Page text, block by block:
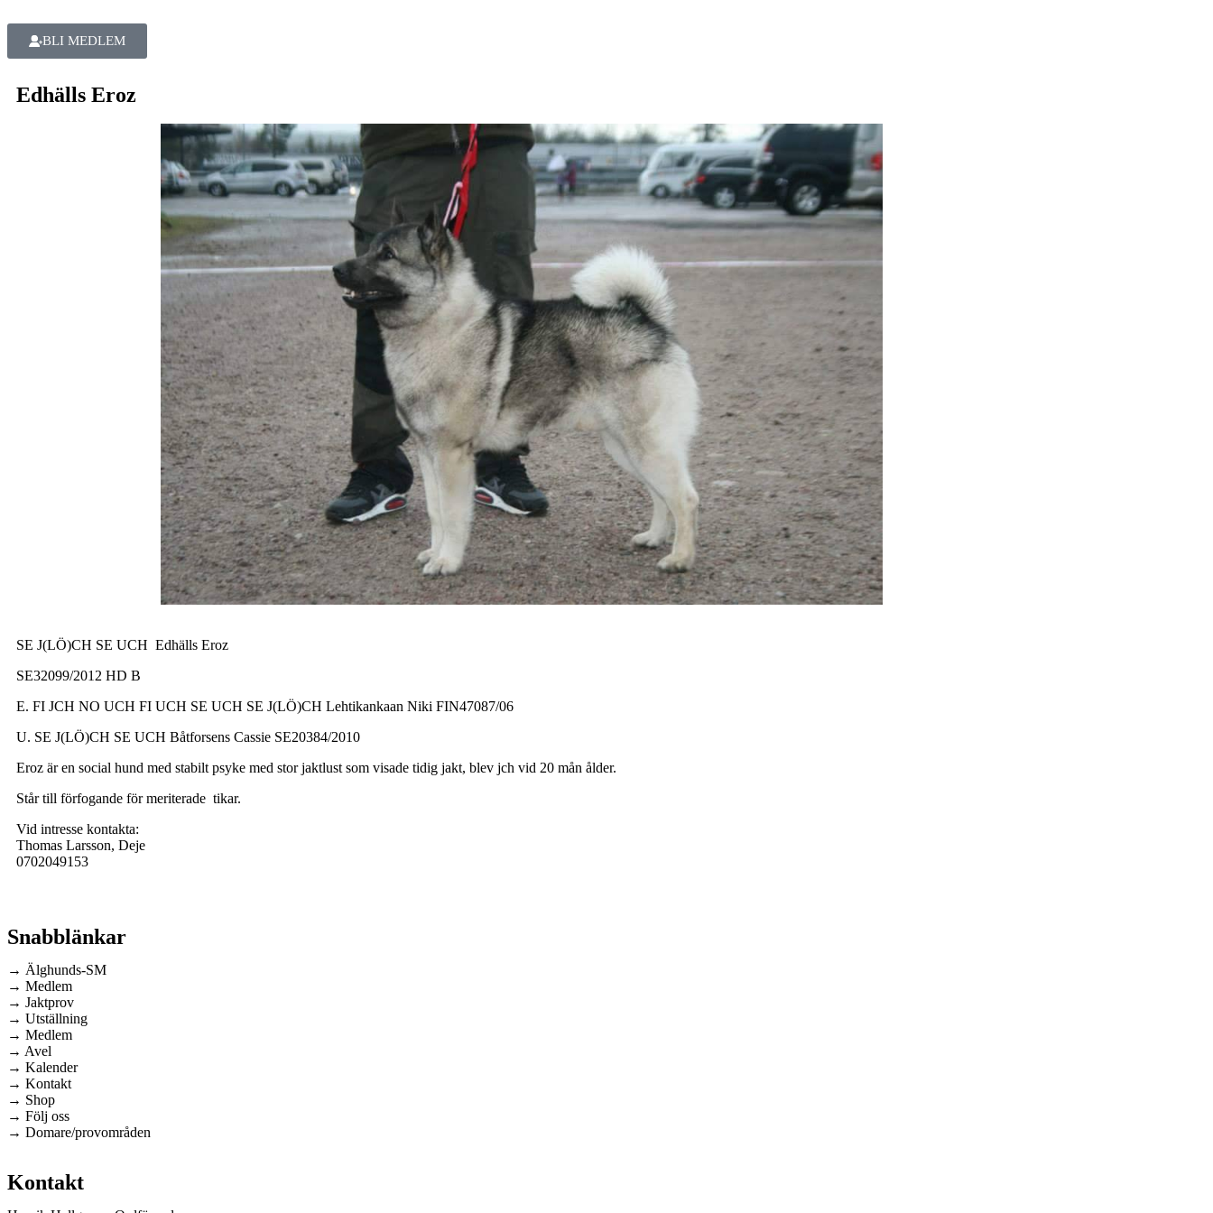
BLI MEDLEM
Edhälls Eroz
SE J(LÖ)CH SE UCH Edhälls Eroz
SE32099/2012 HD B
E. FI JCH NO UCH FI UCH SE UCH SE J(LÖ)CH Lehtikankaan Niki FIN47087/06
U. SE J(LÖ)CH SE UCH Båtforsens Cassie SE20384/2010
Eroz är en social hund med stabilt psyke med stor jaktlust som visade tidig jakt, blev jch vid 20 mån ålder.
Står till förfogande för meriterade tikar.
Vid intresse kontakta:
Thomas Larsson, Deje
0702049153
Snabblänkar
→ Älghunds-SM
→ Medlem
→ Jaktprov
→ Utställning
→ Medlem
→ Avel
→ Kalender
→ Kontakt
→ Shop
→ Följ oss
→ Domare/provområden
Kontakt